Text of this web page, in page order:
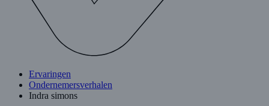
Ervaringen
Ondernemersverhalen
Indra simons